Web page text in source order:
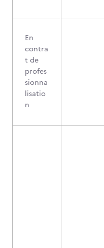
En
contra
t de
profes
sionna
lisatio
n